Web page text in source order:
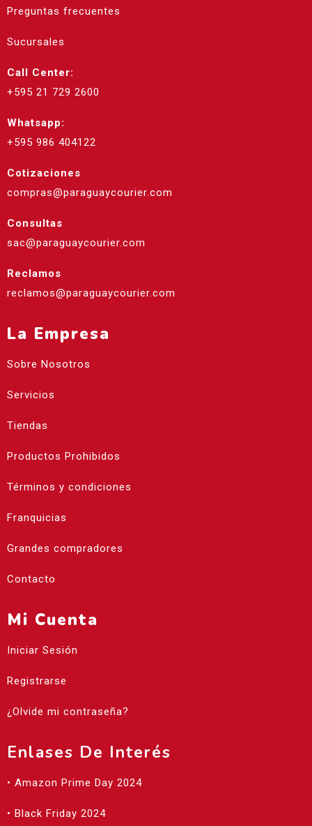
Preguntas frecuentes
Sucursales
Call Center:
+595 21 729 2600
Whatsapp:
+595 986 404122
Cotizaciones
compras@paraguaycourier.com
Consultas
sac@paraguaycourier.com
Reclamos
reclamos@paraguaycourier.com
La Empresa
Sobre Nosotros
Servicios
Tiendas
Productos Prohibidos
Términos y condiciones
Franquicias
Grandes compradores
Contacto
Mi Cuenta
Iniciar Sesión
Registrarse
¿Olvide mi contraseña?
Enlases De Interés
• Amazon Prime Day 2024
• Black Friday 2024